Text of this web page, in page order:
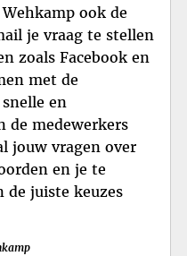
ook de
je vraag te stellen
zoals Facebook en
met de
en
de medewerkers
jouw vragen over
en je te
de juiste keuzes